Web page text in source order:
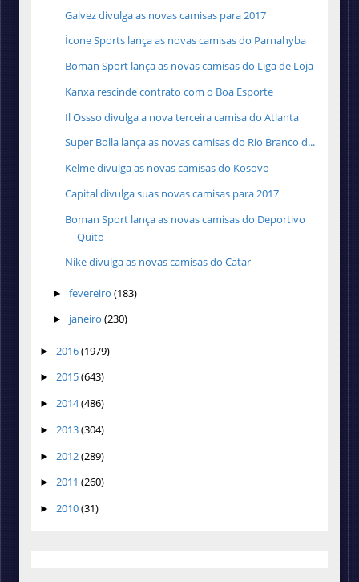
Galvez divulga as novas camisas para 2017
Ícone Sports lança as novas camisas do Parnahyba
Boman Sport lança as novas camisas do Liga de Loja
Kanxa rescinde contrato com o Boa Esporte
Il Ossso divulga a nova terceira camisa do Atlanta
Super Bolla lança as novas camisas do Rio Branco d...
Kelme divulga as novas camisas do Kosovo
Capital divulga suas novas camisas para 2017
Boman Sport lança as novas camisas do Deportivo
Quito
Nike divulga as novas camisas do Catar
► fevereiro (183)
► janeiro (230)
► 2016(1979)
► 2015(643)
► 2014(486)
► 2013(304)
► 2012(289)
► 2011 (260)
► 2010(31)